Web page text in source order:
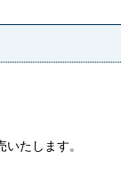
たします。